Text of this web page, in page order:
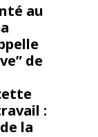
au
de
:
la